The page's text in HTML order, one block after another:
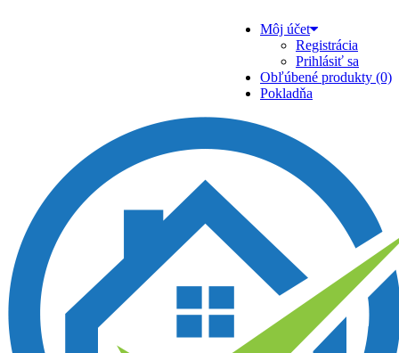
Môj účet
Registrácia
Prihlásiť sa
Obľúbené produkty (0)
Pokladňa